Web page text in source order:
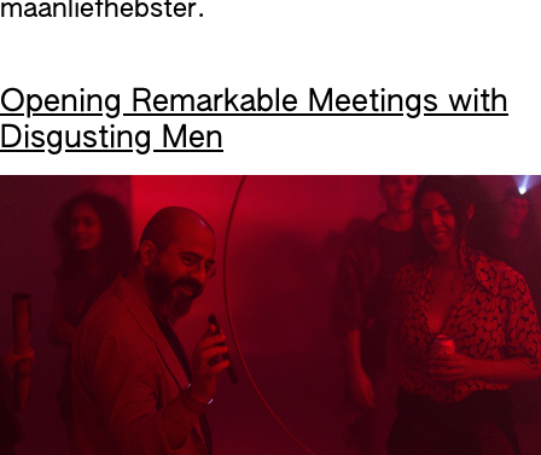
maanliefhebster.
Opening Remarkable Meetings with
Disgusting Men